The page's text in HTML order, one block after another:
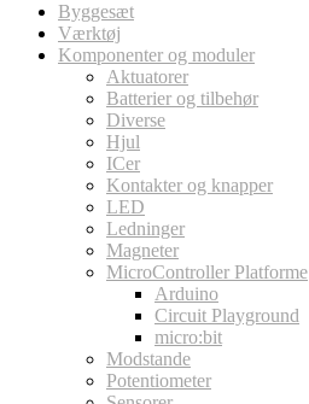
Byggesæt
Værktøj
Komponenter og moduler
Aktuatorer
Batterier og tilbehør
Diverse
Hjul
ICer
Kontakter og knapper
LED
Ledninger
Magneter
MicroController Platforme
Arduino
Circuit Playground
micro:bit
Modstande
Potentiometer